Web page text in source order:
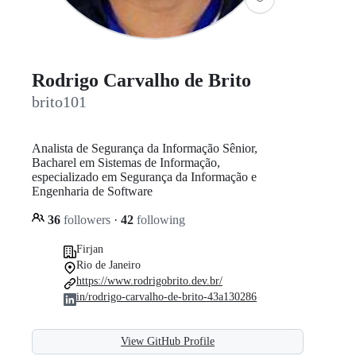
Rodrigo Carvalho de Brito
brito101
Analista de Segurança da Informação Sênior,
Bacharel em Sistemas de Informação,
especializado em Segurança da Informação e
Engenharia de Software
36 followers · 42 following
Firjan
Rio de Janeiro
https://www.rodrigobrito.dev.br/
in/rodrigo-carvalho-de-brito-43a130286
View GitHub Profile